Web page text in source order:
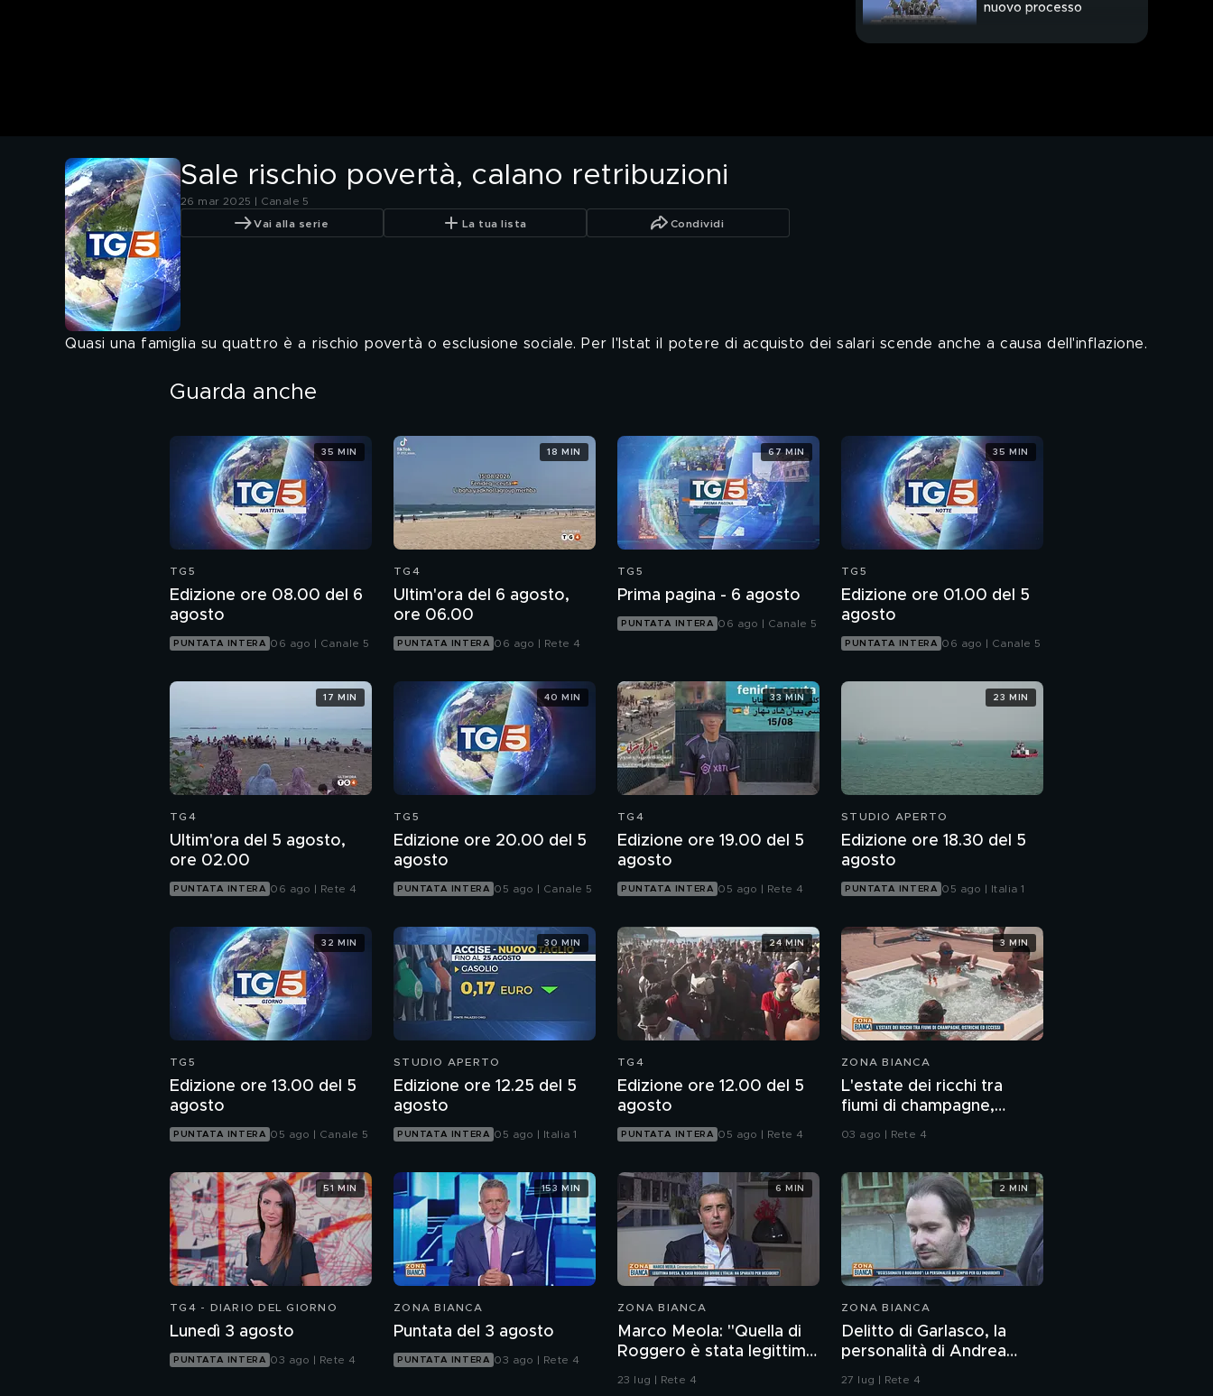
nuovo processo
Sale rischio povertà, calano retribuzioni
26 mar 2025 | Canale 5
Vai alla serie La tua lista Condividi
Quasi una famiglia su quattro è a rischio povertà o esclusione sociale. Per l'Istat il potere di acquisto dei salari scende anche a causa dell'inflazione.
Guarda anche
TG5
Edizione ore 08.00 del 6
agosto
PUNTATA INTERA 06 ago | Canale 5
35 MIN
TG4
Ultim'ora del 6 agosto,
ore 06.00
PUNTATA INTERA 06 ago | Rete 4
18 MIN
TG5
Prima pagina - 6 agosto
PUNTATA INTERA 06 ago | Canale 5
67 MIN
TG5
Edizione ore 01.00 del 5
agosto
PUNTATA INTERA 06 ago | Canale 5
35 MIN
TG4
Ultim'ora del 5 agosto,
ore 02.00
PUNTATA INTERA 06 ago | Rete 4
17 MIN
TG5
Edizione ore 20.00 del 5
agosto
PUNTATA INTERA 05 ago | Canale 5
40 MIN
TG4
Edizione ore 19.00 del 5
agosto
PUNTATA INTERA 05 ago | Rete 4
33 MIN
STUDIO APERTO
Edizione ore 18.30 del 5
agosto
PUNTATA INTERA 05 ago | Italia 1
23 MIN
TG5
Edizione ore 13.00 del 5
agosto
PUNTATA INTERA 05 ago | Canale 5
32 MIN
STUDIO APERTO
Edizione ore 12.25 del 5
agosto
PUNTATA INTERA 05 ago | Italia 1
30 MIN
TG4
Edizione ore 12.00 del 5
agosto
PUNTATA INTERA 05 ago | Rete 4
24 MIN
ZONA BIANCA
L'estate dei ricchi tra
fiumi di champagne,
ostriche ed eccessi
03 ago | Rete 4
3 MIN
TG4 - DIARIO DEL GIORNO
Lunedì 3 agosto
PUNTATA INTERA 03 ago | Rete 4
51 MIN
ZONA BIANCA
Puntata del 3 agosto
PUNTATA INTERA 03 ago | Rete 4
153 MIN
ZONA BIANCA
Marco Meola: "Quella di
Roggero è stata legittima
difesa"
23 lug | Rete 4
6 MIN
ZONA BIANCA
Delitto di Garlasco, la
personalità di Andrea
Sempio per gli inquirenti:
27 lug | Rete 4
2 MIN